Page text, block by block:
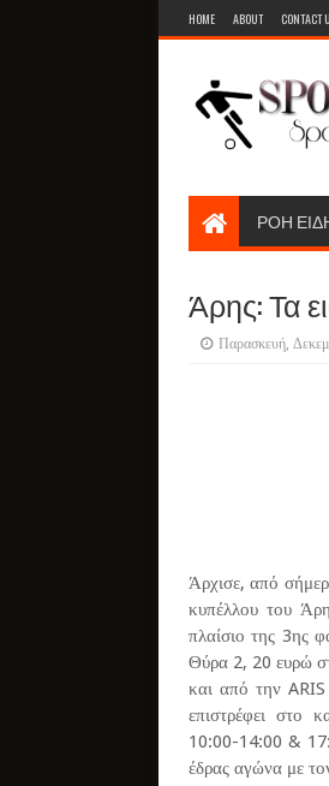
HOME ABOUT CONTACT
ΡΟΗ
Άρης: Τα
Παρασκευή,
Άρχισε, από
κυπέλλου του
πλαίσιο της 3ης
Θύρα 2, 20 ευρώ
και από την
επιστρέφει στο
10:00-14:00 &
έδρας αγώνα με